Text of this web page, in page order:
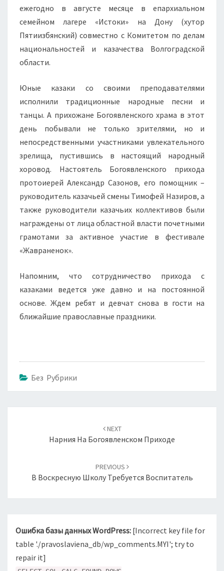
ежегодно в августе месяце в епархиальном
семейном лагере «Истоки» на Дону (хутор
Пятиизбянский) совместно с Комитетом по делам
национальностей и казачества Волгоградской
области.
Юные казаки со своими преподавателями
исполнили традиционные народные песни и
танцы. А прихожане Богоявленского храма в этот
день побывали не только зрителями, но и
непосредственными участниками увлекательного
зрелища, пустившись в настоящий народный
хоровод. Настоятель Богоявленского прихода
протоиерей Александр Сазонов, его помощник –
руководитель казачьей смены Тимофей Назиров, а
также руководители казачьих коллективов были
награждены от лица областной власти почетными
грамотами за активное участие в фестивале
«Жавраненок».
Напомним, что сотрудничество прихода с
казаками ведется уже давно и на постоянной
основе. Ждем ребят и девчат снова в гости на
ближайшие православные праздники.
Без Рубрики
NEXT
Нарния На Богоявленском Приходе
PREVIOUS
В Воскресную Школу Требуется Воспитатель
Ошибка базы данных WordPress: [Incorrect key file for
table './pravoslaviena_db/wp_comments.MYI'; try to
repair it]